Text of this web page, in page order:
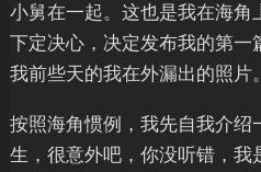
小舅在一起。这也是我在海角
下定决心，决定发布我的第一
我前些天的我在外漏出的照片。
按照海角惯例，我先自我介绍
生，很意外吧，你没听错，我